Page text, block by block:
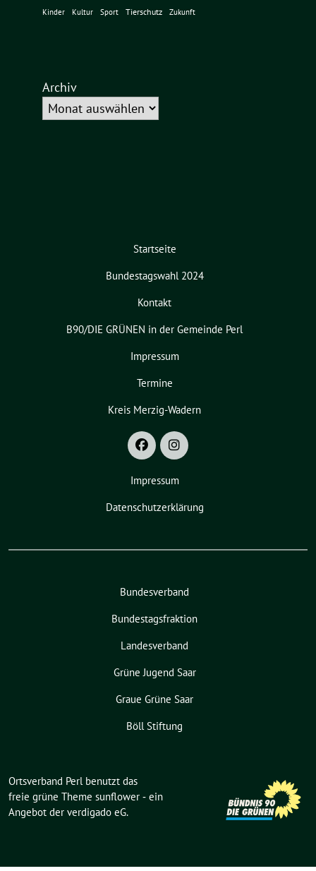
Kinder Kultur Sport Tierschutz Zukunft
Archiv
Startseite
Bundestagswahl 2024
Kontakt
B90/DIE GRÜNEN in der Gemeinde Perl
Impressum
Termine
Kreis Merzig-Wadern
Impressum
Datenschutzerklärung
Bundesverband
Bundestagsfraktion
Landesverband
Grüne Jugend Saar
Graue Grüne Saar
Böll Stiftung
Ortsverband Perl benutzt das
freie grüne Theme sunflower ‐ ein
Angebot der verdigado eG.